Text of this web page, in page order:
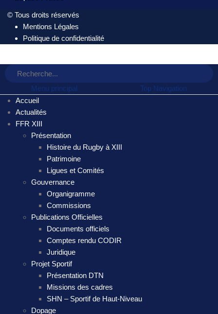
© Tous droits réservés
Mentions Légales
Politique de confidentialité
Menu principal
Top Navigation
Accueil
Actualités
FFR XIII
Présentation
Histoire du Rugby à XIII
Patrimoine
Ligues et Comités
Gouvernance
Organigramme
Commissions
Publications Officielles
Documents officiels
Comptes rendu CODIR
Juridique
Projet Sportif
Présentation DTN
Missions des cadres
SHN – Sportif de Haut-Niveau
Dopage